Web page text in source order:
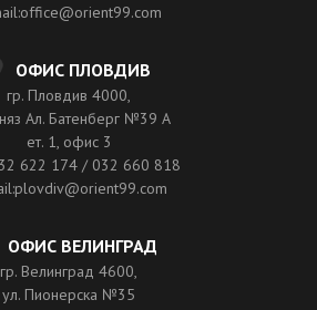
ОФИС ПЛОВДИВ
гр. Пловдив 4000,
Ал. Батенберг №39 A
ет. 1, офис 3
622 174 / 032 660 818
ОФИС ВЕЛИНГРАД
гр. Велинград 4600,
ул. Пионерска №35